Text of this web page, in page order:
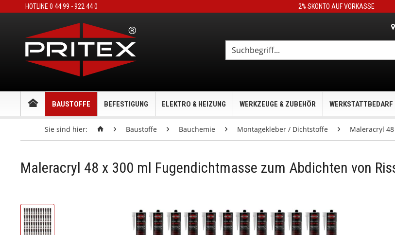
HOTLINE 0 44 99 - 922 44 0 2% SKONTO AUF VORKASSE
BAUSTOFFE BEFESTIGUNG ELEKTRO & HEIZUNG WERKZEUGE & ZUBEHÖR WERKSTATTBEDARF
Sie sind hier: Baustoffe Bauchemie Montagekleber / Dichtstoffe Maleracryl
Maleracryl 48 x 300 ml Fugendichtmasse zum Abdichten von